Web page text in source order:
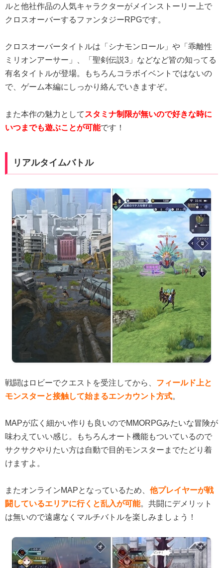
ルと他社作品の人気キャラクターがメインストーリー上で
クロスオーバーするファンタジーRPGです。
クロスオーバータイトルは「シナモンロール」や「乖離性
ミリオンアーサー」、「聖剣伝説3」などなど皆の知ってる
有名タイトルが登場。もちろんコラボイベントではないの
で、ゲーム本編にしっかり絡んでいきますぞ。
また本作の魅力として スタミナ制限が無いので好きな時に
いつまでも遊ぶことが可能です！
リアルタイムバトル
戦闘はロビーでクエストを受注してから、 フィールド上と
モンスターと接触して始まるエンカウント方式。
MAPが広く細かい作りも良いのでMMORPGみたいな冒険が
味わえていい感じ。もちろんオート機能もついているので
サクサクやりたい方は自動で目的モンスターまでたどり着
けますよ。
またオンラインMAPとなっているため、 他プレイヤーが戦
闘しているエリアに行くと乱入が可能。共闘にデメリット
は無いので遠慮なくマルチバトルを楽しみましょう！